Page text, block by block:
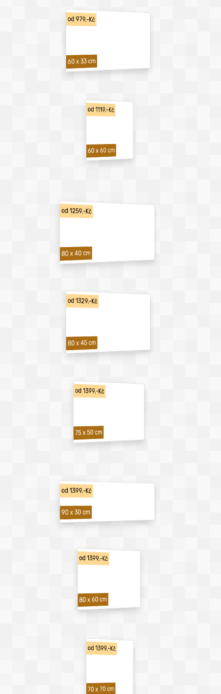
od 979,-Kč
60 x 33 cm
od 1119,-Kč
60 x 60 cm
od 1259,-Kč
80 x 40 cm
od 1329,-Kč
80 x 45 cm
od 1399,-Kč
75 x 50 cm
od 1399,-Kč
90 x 30 cm
od 1399,-Kč
80 x 60 cm
od 1399,-Kč
70 x 70 cm